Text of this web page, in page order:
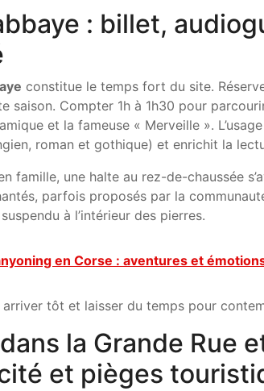
: billet,
constitue le temps fort du site.
saison. Compter 1h à 1h30 pour
et la fameuse « Merveille ».
roman et gothique) et enrichit la
famille, une halte au rez-de-chaussée
parfois proposés par la
à l’intérieur des pierres.
en Corse : aventures et
arriver tôt et laisser du temps pour
la Grande Rue
et pièges